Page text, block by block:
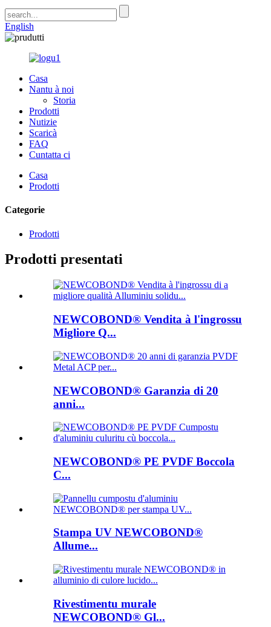
English
Casa
Nantu à noi
Storia
Prodotti
Nutizie
Scaricà
FAQ
Cuntatta ci
Casa
Prodotti
Categorie
Prodotti
Prodotti presentati
NEWCOBOND® Vendita à l'ingrossu
Migliore Q...
NEWCOBOND® Garanzia di 20
anni...
NEWCOBOND® PE PVDF Boccola
C...
Stampa UV NEWCOBOND®
Allume...
Rivestimentu murale
NEWCOBOND® Gl...